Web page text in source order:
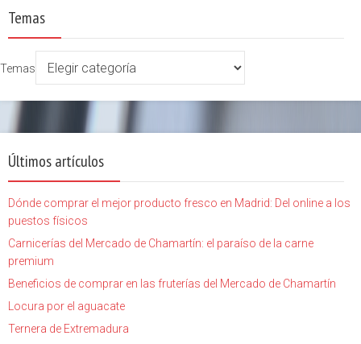
Temas
Temas
Últimos artículos
Dónde comprar el mejor producto fresco en Madrid: Del online a los
puestos físicos
Carnicerías del Mercado de Chamartín: el paraíso de la carne
premium
Beneficios de comprar en las fruterías del Mercado de Chamartín
Locura por el aguacate
Ternera de Extremadura